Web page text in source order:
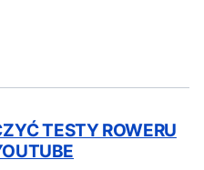
TESTY ROWERU